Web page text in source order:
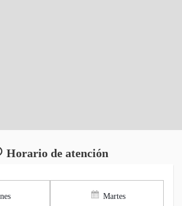
Horario de atención
Martes